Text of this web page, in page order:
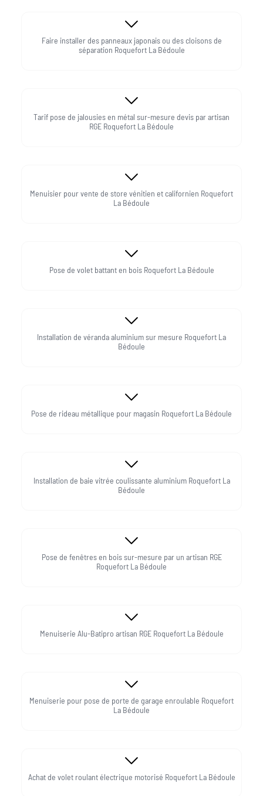
Faire installer des panneaux japonais ou des cloisons de
séparation Roquefort La Bédoule
Tarif pose de jalousies en métal sur-mesure devis par artisan
RGE Roquefort La Bédoule
Menuisier pour vente de store vénitien et californien Roquefort
La Bédoule
Pose de volet battant en bois Roquefort La Bédoule
Installation de véranda aluminium sur mesure Roquefort La
Bédoule
Pose de rideau métallique pour magasin Roquefort La Bédoule
Installation de baie vitrée coulissante aluminium Roquefort La
Bédoule
Pose de fenêtres en bois sur-mesure par un artisan RGE
Roquefort La Bédoule
Menuiserie Alu-Batipro artisan RGE Roquefort La Bédoule
Menuiserie pour pose de porte de garage enroulable Roquefort
La Bédoule
Achat de volet roulant électrique motorisé Roquefort La Bédoule